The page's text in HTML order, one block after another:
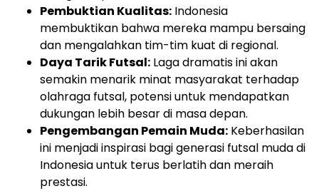
Pembuktian Kualitas: Indonesia
membuktikan bahwa mereka mampu bersaing
dan mengalahkan tim-tim kuat di regional.
Daya Tarik Futsal: Laga dramatis ini akan
semakin menarik minat masyarakat terhadap
olahraga futsal, potensi untuk mendapatkan
dukungan lebih besar di masa depan.
Pengembangan Pemain Muda: Keberhasilan
ini menjadi inspirasi bagi generasi futsal muda di
Indonesia untuk terus berlatih dan meraih
prestasi.